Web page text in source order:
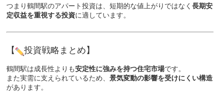
つまり鶴間駅のアパート投資は、短期的な値上がりではなく長期安
定収益を重視する投資に適しています。
【 投資戦略まとめ】
鶴間駅は成長性よりも安定性に強みを持つ住宅市場です。
また実需に支えられているため、景気変動の影響を受けにくい構造
があります。